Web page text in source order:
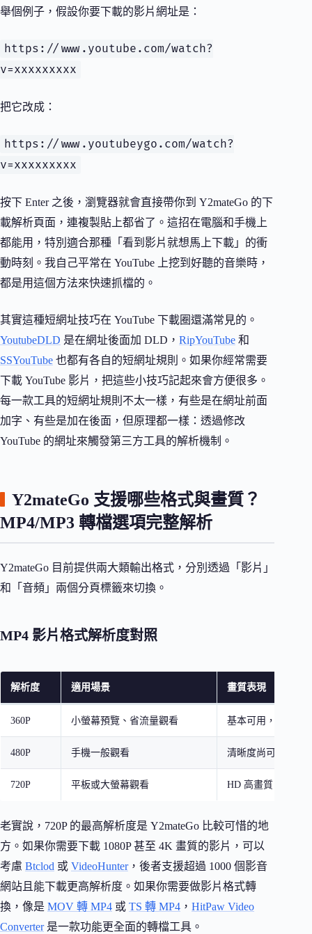
舉個例子，假設你要下載的影片網址是：
https://www.youtube.com/watch?
v=xxxxxxxxx
把它改成：
https://www.youtubeygo.com/watch?
v=xxxxxxxxx
按下 Enter 之後，瀏覽器就會直接帶你到 Y2mateGo 的下
載解析頁面，連複製貼上都省了。這招在電腦和手機上
都能用，特別適合那種「看到影片就想馬上下載」的衝
動時刻。我自己平常在 YouTube 上挖到好聽的音樂時，
都是用這個方法來快速抓檔的。
其實這種短網址技巧在 YouTube 下載圈還滿常見的。
YoutubeDLD 是在網址後面加 DLD， RipYouTube 和
SSYouTube 也都有各自的短網址規則。如果你經常需要
下載 YouTube 影片，把這些小技巧記起來會方便很多。
每一款工具的短網址規則不太一樣，有些是在網址前面
加字、有些是加在後面，但原理都一樣：透過修改
YouTube 的網址來觸發第三方工具的解析機制。
Y2mateGo 支援哪些格式與畫質？
MP4/MP3 轉檔選項完整解析
Y2mateGo 目前提供兩大類輸出格式，分別透過「影片」
和「音頻」兩個分頁標籤來切換。
MP4 影片格式解析度對照
解析度 適用場景 畫質表現
360P 小螢幕預覽、省流量觀看 基本可用，細節較
480P 手機一般觀看 清晰度尚可，檔案
720P 平板或大螢幕觀看 HD 高畫質，細節
老實說，720P 的最高解析度是 Y2mateGo 比較可惜的地
方。如果你需要下載 1080P 甚至 4K 畫質的影片，可以
考慮 Btclod 或 VideoHunter，後者支援超過 1000 個影音
網站且能下載更高解析度。如果你需要做影片格式轉
換，像是 MOV 轉 MP4 或 TS 轉 MP4 ， HitPaw Video
Converter是一款功能更全面的轉檔工具。